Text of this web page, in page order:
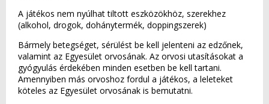
A játékos nem nyúlhat tiltott eszközökhöz, szerekhez
(alkohol, drogok, dohánytermék, doppingszerek)
Bármely betegséget, sérülést be kell jelenteni az edzőnek,
valamint az Egyesület orvosának. Az orvosi utasításokat a
gyógyulás érdekében minden esetben be kell tartani.
Amennyiben más orvoshoz fordul a játékos, a leleteket
köteles az Egyesület orvosának is bemutatni.